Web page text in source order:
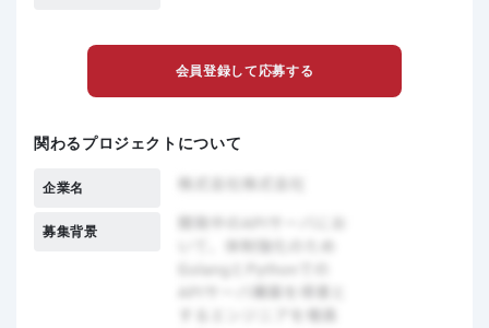
会員登録して応募する
関わるプロジェクトについて
企業名
募集背景